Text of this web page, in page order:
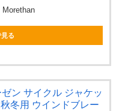
Morethan
る
ン サイクル ジャケッ
冬用 ウインドブレー